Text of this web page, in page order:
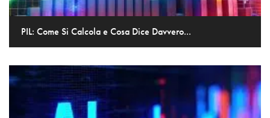
PIL: Come Si Calcola e Cosa Dice Davvero...